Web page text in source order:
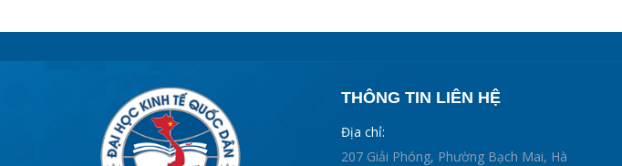
THÔNG TIN LIÊN HỆ
Địa chỉ:
207 Giải Phóng, Phường Bạch Mai, Hà